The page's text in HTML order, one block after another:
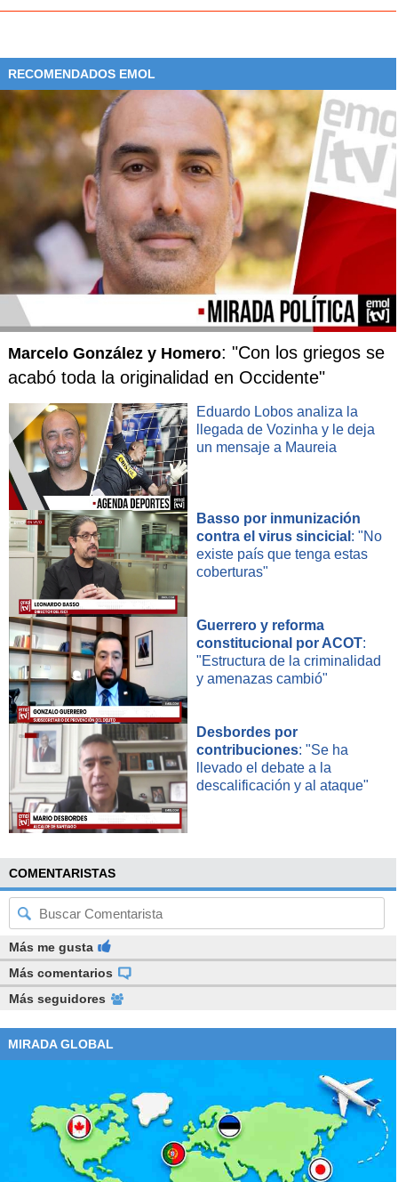
RECOMENDADOS EMOL
Marcelo González y Homero: "Con los griegos se
acabó toda la originalidad en Occidente"
Eduardo Lobos analiza la
llegada de Vozinha y le deja
un mensaje a Maureia
Basso por inmunización
contra el virus sincicial : "No
existe país que tenga estas
coberturas"
Guerrero y reforma
constitucional por ACOT:
"Estructura de la criminalidad
y amenazas cambió"
Desbordes por
contribuciones: "Se ha
llevado el debate a la
descalificación y al ataque"
COMENTARISTAS
Más me gusta
Más comentarios
Más seguidores
MIRADA GLOBAL